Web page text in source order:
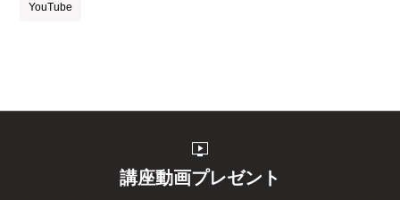
YouTube
live_tv
講座動画プレゼント